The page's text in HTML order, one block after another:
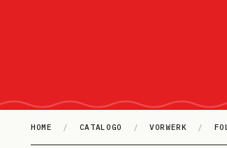
HOME / CATALOGO / VORWERK /